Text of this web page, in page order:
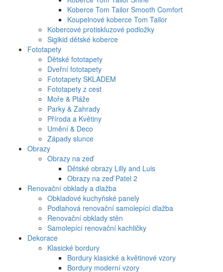
Koberce Tom Tailor Smooth Comfort
Koupelnové koberce Tom Tailor
Kobercové protiskluzové podložky
Sigikid dětské koberce
Fototapety
Dětské fototapety
Dveřní fototapety
Fototapety SKLADEM
Fototapety z cest
Moře & Pláže
Parky & Zahrady
Příroda a Květiny
Umění & Deco
Západy slunce
Obrazy
Obrazy na zeď
Dětské obrazy Lilly and Luis
Obrazy na zeď Patel 2
Renovační obklady a dlažba
Obkladové kuchyňské panely
Podlahová renovační samolepící dlažba
Renovační obklady stěn
Samolepící renovační kachličky
Dekorace
Klasické bordury
Bordury klasické a květinové vzory
Bordury moderní vzory